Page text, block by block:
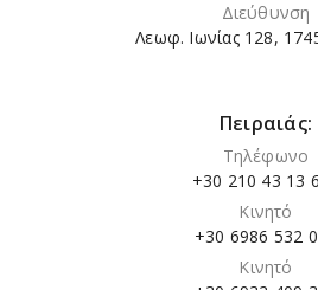
Διεύθυνση
Λεωφ. Ιωνίας 128,
Πειραιάς:
Τηλέφωνο
+30 210 43 13
Κινητό
+30 6986 532
Κινητό